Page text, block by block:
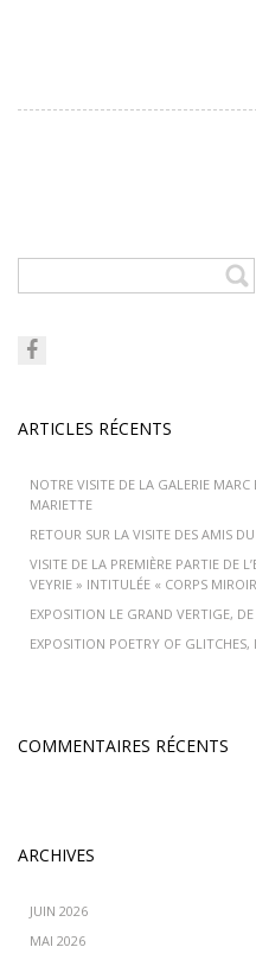
ARTICLES RÉCENTS
NOTRE VISITE DE LA GALERIE
MARIETTE
RETOUR SUR LA VISITE DES AMIS
VISITE DE LA PREMIÈRE PARTIE DE
VEYRIE » INTITULÉE « CORPS
EXPOSITION LE GRAND VERTIGE,
EXPOSITION POETRY OF
COMMENTAIRES RÉCENTS
ARCHIVES
JUIN 2026
MAI 2026